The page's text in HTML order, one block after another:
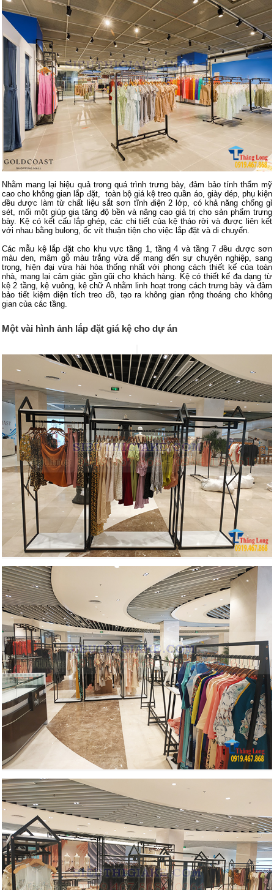
Nhằm mang lại hiệu quả trong quá trình trưng bày, đảm bảo tính thẩm mỹ
cao cho không gian lắp đặt, toàn bộ giá kệ treo quần áo, giày dép, phụ kiện
đều được làm từ chất liệu sắt sơn tĩnh điện 2 lớp, có khả năng chống gỉ
sét, mối một giúp gia tăng độ bền và nâng cao giá trị cho sản phẩm trưng
bày. Kệ có kết cấu lắp ghép, các chi tiết của kệ tháo rời và được liên kết
với nhau bằng bulong, ốc vít thuận tiện cho việc lắp đặt và di chuyển.
Các mẫu kệ lắp đặt cho khu vực tầng 1, tầng 4 và tầng 7 đều được sơn
màu đen, mâm gỗ màu trắng vừa để mang đến sự chuyên nghiệp, sang
trọng, hiện đại vừa hài hòa thống nhất với phong cách thiết kế của toàn
nhà, mang lại cảm giác gần gũi cho khách hàng. Kệ có thiết kế đa dạng từ
kệ 2 tầng, kệ vuông, kệ chữ A nhằm linh hoạt trong cách trưng bày và đảm
bảo tiết kiệm diện tích treo đồ, tạo ra không gian rộng thoáng cho không
gian của các tầng.
Một vài hình ảnh lắp đặt giá kệ cho dự án